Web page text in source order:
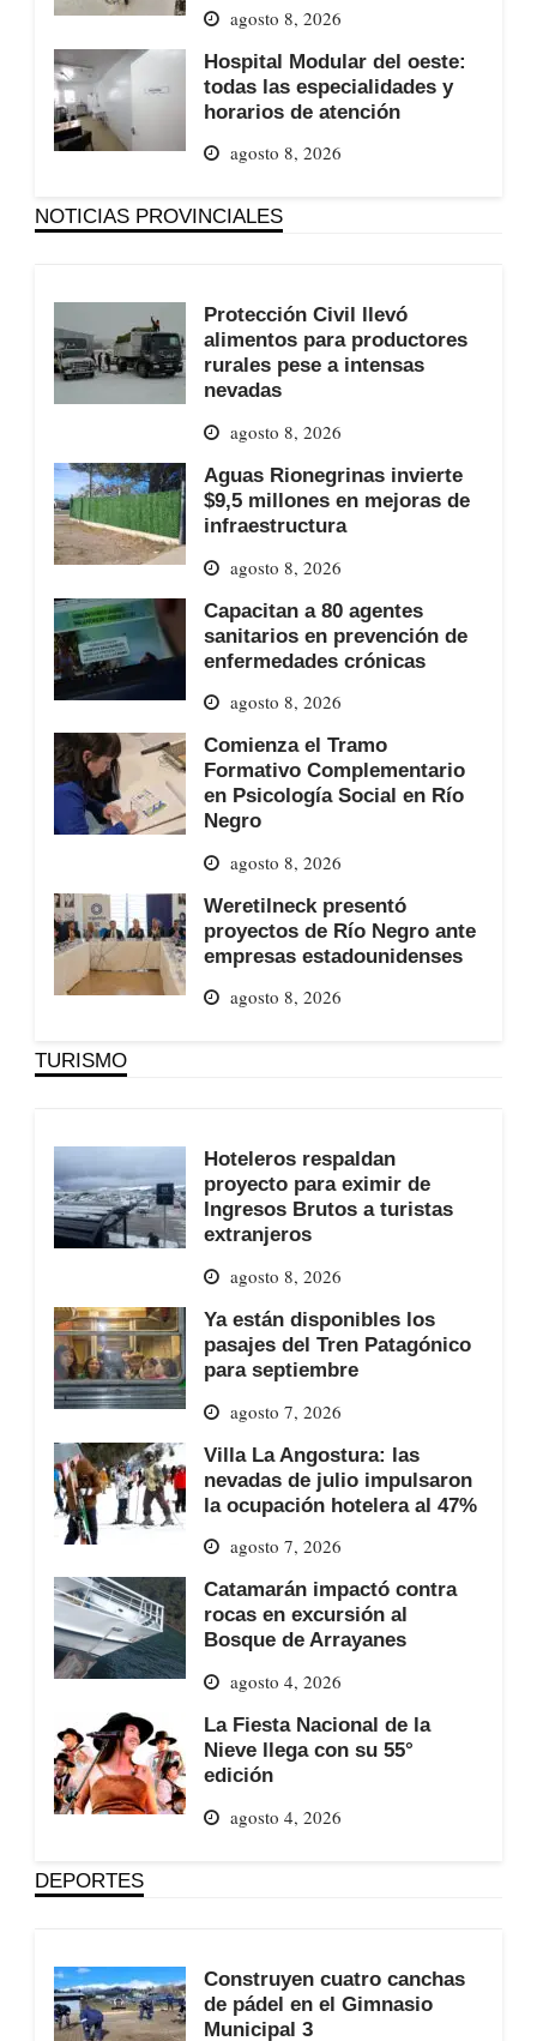
agosto 8, 2026
Hospital Modular del oeste:
todas las especialidades y
horarios de atención
agosto 8, 2026
NOTICIAS PROVINCIALES
Protección Civil llevó
alimentos para productores
rurales pese a intensas
nevadas
agosto 8, 2026
Aguas Rionegrinas invierte
$9,5 millones en mejoras de
infraestructura
agosto 8, 2026
Capacitan a 80 agentes
sanitarios en prevención de
enfermedades crónicas
agosto 8, 2026
Comienza el Tramo
Formativo Complementario
en Psicología Social en Río
Negro
agosto 8, 2026
Weretilneck presentó
proyectos de Río Negro ante
empresas estadounidenses
agosto 8, 2026
TURISMO
Hoteleros respaldan
proyecto para eximir de
Ingresos Brutos a turistas
extranjeros
agosto 8, 2026
Ya están disponibles los
pasajes del Tren Patagónico
para septiembre
agosto 7, 2026
Villa La Angostura: las
nevadas de julio impulsaron
la ocupación hotelera al 47%
agosto 7, 2026
Catamarán impactó contra
rocas en excursión al
Bosque de Arrayanes
agosto 4, 2026
La Fiesta Nacional de la
Nieve llega con su 55°
edición
agosto 4, 2026
DEPORTES
Construyen cuatro canchas
de pádel en el Gimnasio
Municipal 3